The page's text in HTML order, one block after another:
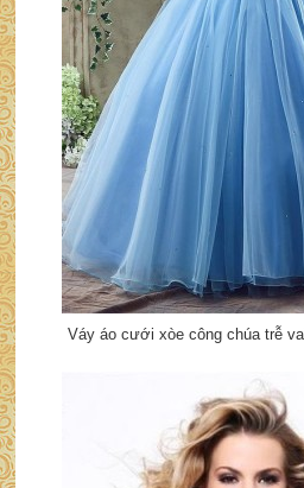
Váy áo cưới xòe công chúa trễ